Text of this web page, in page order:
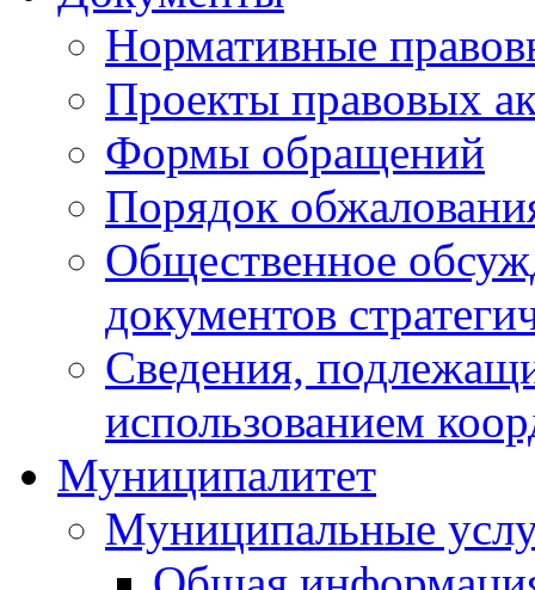
Нормативные
Проекты правовых
Формы обращений
Порядок
Общественное
документов
Сведения,
использованием
Муниципалитет
Муниципальные